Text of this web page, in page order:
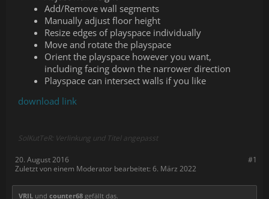
Add/Remove wall segments
Manually adjust floor height
Resize edges of playspace individually
Move and rotate the playspace
Orient the playspace however you want,
including facing down the narrower direction
Playspace can intersect walls if you like
download link
SolKutTeR: Verlinkung und Titel angepasst
#1
20. August 2016
Zuletzt von einem Moderator bearbeitet: 6. März 2022
VRIL und counter68 gefällt das.